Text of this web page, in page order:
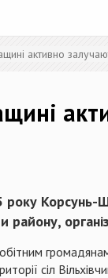
активно
Корсунь-
району,
сіл